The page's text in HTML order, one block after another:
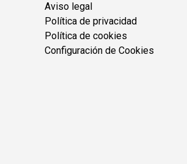
Aviso legal
Política de privacidad
Política de cookies
Configuración de Cookies